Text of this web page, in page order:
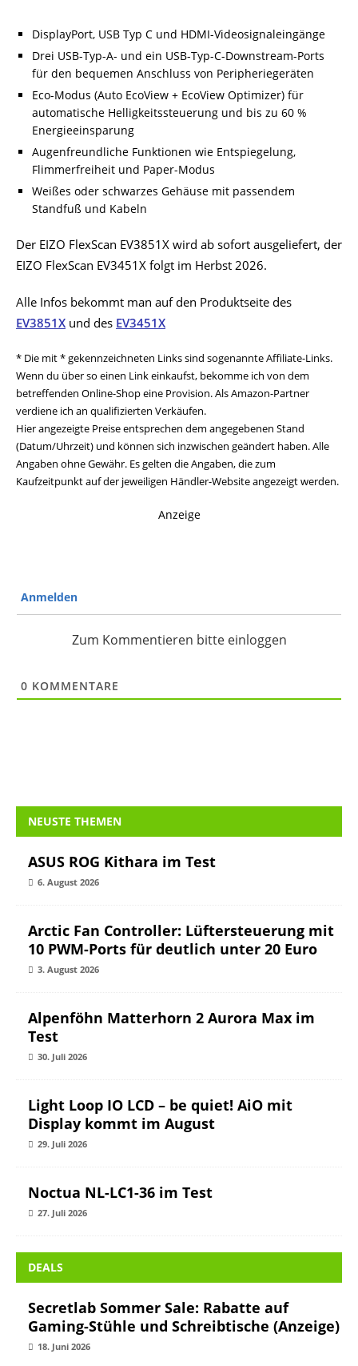
DisplayPort, USB Typ C und HDMI-Videosignaleingänge
Drei USB-Typ-A- und ein USB-Typ-C-Downstream-Ports
für den bequemen Anschluss von Peripheriegeräten
Eco-Modus (Auto EcoView + EcoView Optimizer) für
automatische Helligkeitssteuerung und bis zu 60 %
Energieeinsparung
Augenfreundliche Funktionen wie Entspiegelung,
Flimmerfreiheit und Paper-Modus
Weißes oder schwarzes Gehäuse mit passendem
Standfuß und Kabeln
Der EIZO FlexScan EV3851X wird ab sofort ausgeliefert, der
EIZO FlexScan EV3451X folgt im Herbst 2026.
Alle Infos bekommt man auf den Produktseite des
EV3851X und des EV3451X
* Die mit * gekennzeichneten Links sind sogenannte Affiliate-Links.
Wenn du über so einen Link einkaufst, bekomme ich von dem
betreffenden Online-Shop eine Provision. Als Amazon-Partner
verdiene ich an qualifizierten Verkäufen.
Hier angezeigte Preise entsprechen dem angegebenen Stand
(Datum/Uhrzeit) und können sich inzwischen geändert haben. Alle
Angaben ohne Gewähr. Es gelten die Angaben, die zum
Kaufzeitpunkt auf der jeweiligen Händler-Website angezeigt werden.
Anzeige
Anmelden
Zum Kommentieren bitte einloggen
0 KOMMENTARE
NEUSTE THEMEN
ASUS ROG Kithara im Test
6. August 2026
Arctic Fan Controller: Lüftersteuerung mit
10 PWM-Ports für deutlich unter 20 Euro
3. August 2026
Alpenföhn Matterhorn 2 Aurora Max im
Test
30. Juli 2026
Light Loop IO LCD – be quiet! AiO mit
Display kommt im August
29. Juli 2026
Noctua NL-LC1-36 im Test
27. Juli 2026
DEALS
Secretlab Sommer Sale: Rabatte auf
Gaming-Stühle und Schreibtische (Anzeige)
18. Juni 2026